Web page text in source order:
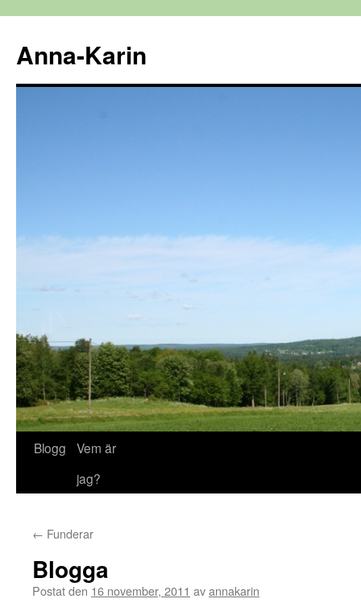
innehåll
Anna-Karin
Blogg
Vem är
jag?
← Funderar
Blogga
Postat den 16 november, 2011 avannakarin